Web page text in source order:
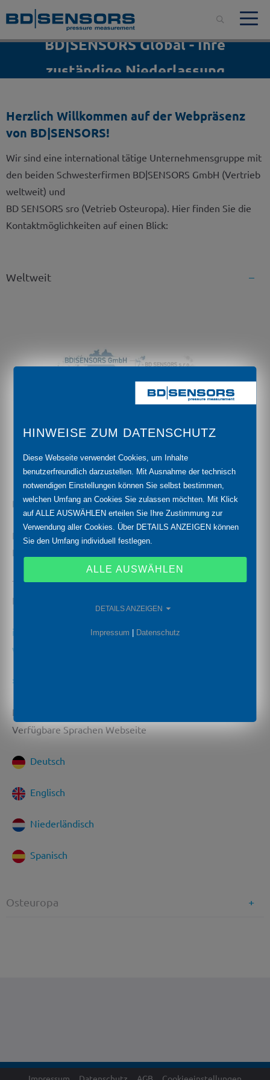
BD|SENSORS Global - Ihre
zuständige Niederlassung
Herzlich Willkommen auf der Webpräsenz
von BD|SENSORS!
Wir sind eine international tätige Unternehmensgruppe mit
den beiden Schwesterfirmen BD|SENSORS GmbH (Vertrieb
weltweit) und
BD SENSORS sro (Vetrieb Osteuropa). Hier finden Sie die
Kontaktmöglichkeiten auf einen Blick:
Weltweit
BD|SENSORS GmbH
BD-Sensors-Str. 1
D-95199 Thierstein
Tel.: 09235 / 9811-0
Fax: 09235 / 9811-11
info@bdsensors.de
www.bdsensors.de
>> VERTRIEBSPARTNER
Headquarters BD|SENSORS
Verfügbare Sprachen Webseite
Deutsch
Englisch
Niederländisch
Spanisch
Osteuropa
HINWEISE ZUM DATENSCHUTZ
Diese Webseite verwendet Cookies, um Inhalte
benutzerfreundlich darzustellen. Mit Ausnahme der technisch
notwendigen Einstellungen können Sie selbst bestimmen,
welchen Umfang an Cookies Sie zulassen möchten. Mit Klick
auf ALLE AUSWÄHLEN erteilen Sie Ihre Zustimmung zur
Verwendung aller Cookies. Über DETAILS ANZEIGEN können
Sie den Umfang individuell festlegen.
ALLE AUSWÄHLEN
DETAILS ANZEIGEN
Impressum | Datenschutz